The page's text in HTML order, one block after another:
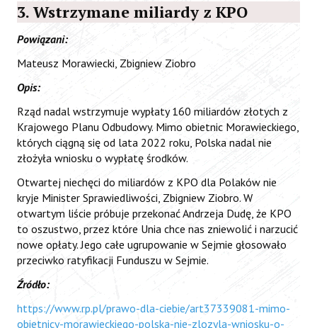
3. Wstrzymane miliardy z KPO
Powiązani:
Mateusz Morawiecki, Zbigniew Ziobro
Opis:
Rząd nadal wstrzymuje wypłaty 160 miliardów złotych z
Krajowego Planu Odbudowy. Mimo obietnic Morawieckiego,
których ciągną się od lata 2022 roku, Polska nadal nie
złożyła wniosku o wypłatę środków.
Otwartej niechęci do miliardów z KPO dla Polaków nie
kryje Minister Sprawiedliwości, Zbigniew Ziobro. W
otwartym liście próbuje przekonać Andrzeja Dudę, że KPO
to oszustwo, przez które Unia chce nas zniewolić i narzucić
nowe opłaty. Jego całe ugrupowanie w Sejmie głosowało
przeciwko ratyfikacji Funduszu w Sejmie.
Źródło:
https://www.rp.pl/prawo-dla-ciebie/art37339081-mimo-
obietnicy-morawieckiego-polska-nie-zlozyla-wniosku-o-